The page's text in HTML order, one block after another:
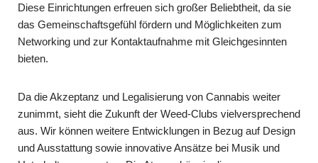
Diese Einrichtungen erfreuen sich großer Beliebtheit, da sie
das Gemeinschaftsgefühl fördern und Möglichkeiten zum
Networking und zur Kontaktaufnahme mit Gleichgesinnten
bieten.
Da die Akzeptanz und Legalisierung von Cannabis weiter
zunimmt, sieht die Zukunft der Weed-Clubs vielversprechend
aus. Wir können weitere Entwicklungen in Bezug auf Design
und Ausstattung sowie innovative Ansätze bei Musik und